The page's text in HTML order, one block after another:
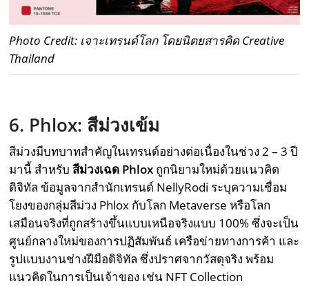
Photo Credit: เจาะเทรนด์โลก โดยนิตยสารคิด Creative
Thailand
6. Phlox: สีม่วงเข้ม
สีม่วงมีบทบาทสำคัญในเทรนด์อย่างต่อเนื่องในช่วง 2 – 3 ปี
มานี้ สำหรับสีม่วงเฉด Phlox ถูกนิยามใหม่ด้วยแนวคิด
ดิจิทัล ข้อมูลจากสำนักเทรนด์ NellyRodi ระบุความเชื่อม
โยงของกลุ่มสีม่วง Phlox กับโลก Metaverse หรือโลก
เสมือนจริงที่ถูกสร้างขึ้นแบบเหนือจริงแบบ 100% ซึ่งจะเป็น
ศูนย์กลางใหม่ของการปฏิสัมพันธ์ เครือข่ายทางการค้า และ
รูปแบบงานช่างฝีมือดิจิทัล ซึ่งปราศจากวัสดุจริง พร้อม
แนวคิดในการเป็นเจ้าของ เช่น NFT Collection